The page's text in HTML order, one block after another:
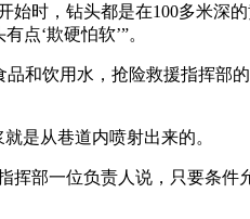
始时，钻头都是在100多米深
点‘欺硬怕软’”。
和饮用水，抢险救援指挥部
是从巷道内喷射出来的。
挥部一位负责人说，只要条件